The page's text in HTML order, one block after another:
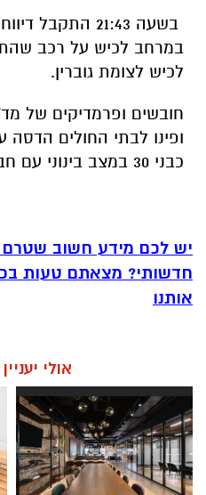
לכיש לצומת גוברין.
חובשים ופרמדיקים של
כבני 30 במצב בינוני עם חבלות בגופם.
יש לכם מידע חשוב שטרם
חדשותי? מצאתם טעות
אותנו
אולי